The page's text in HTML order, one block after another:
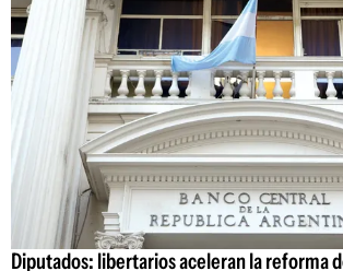
Diputados: libertarios aceleran la reforma